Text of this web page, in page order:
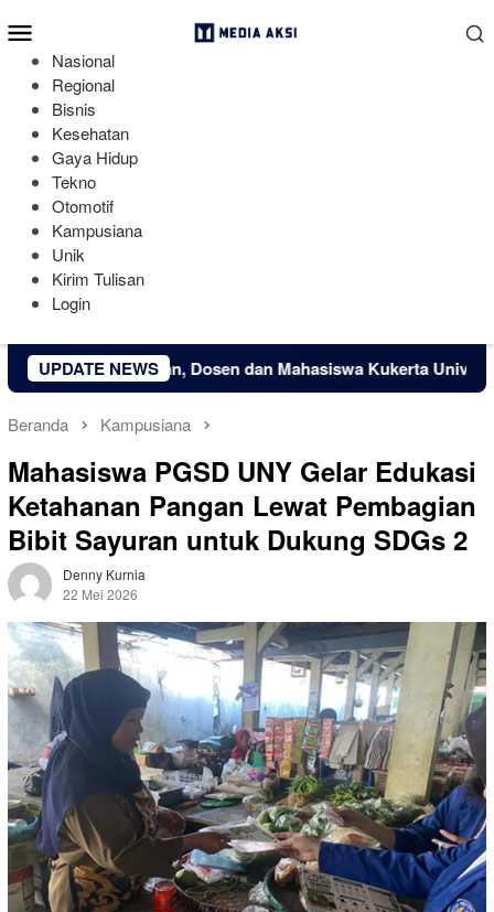
ke
kontenMobile
Nasional
Regional
Bisnis
Kesehatan
Gaya Hidup
Tekno
Otomotif
Kampusiana
Unik
Kirim Tulisan
Login
UPDATE NEWS
Desa Kuapan, Dosen dan Mahasiswa Kukerta Universitas
Beranda Kampusiana
Mahasiswa PGSD UNY Gelar Edukasi
Ketahanan Pangan Lewat Pembagian
Bibit Sayuran untuk Dukung SDGs 2
Denny Kurnia
22 Mei 2026